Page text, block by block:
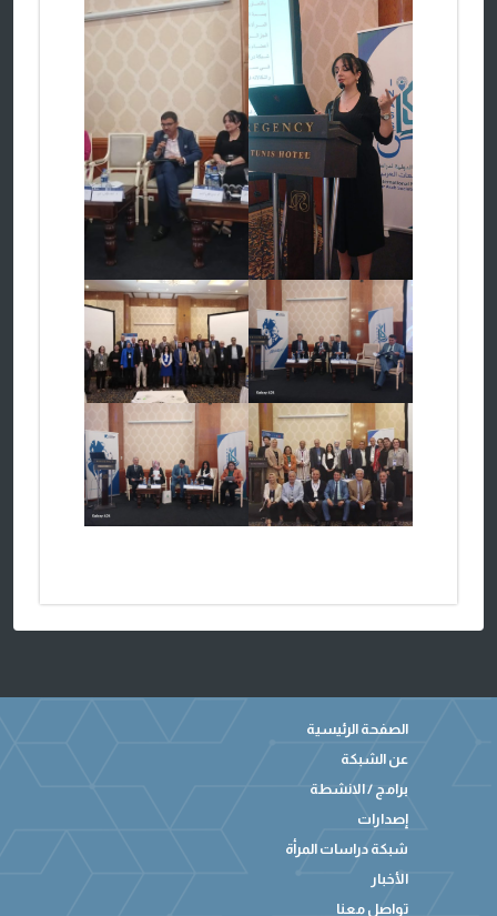
الصفحة الرئيسية
عن الشبكة
برامج / الانشطة
إصدارات
شبكة دراسات المرأة
الأخبار
تواصل معنا